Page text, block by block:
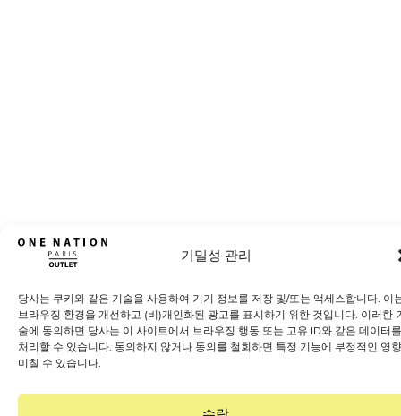
기밀성 관리
당사는 쿠키와 같은 기술을 사용하여 기기 정보를 저장 및/또는 액세스합니다. 이
브라우징 환경을 개선하고 (비)개인화된 광고를 표시하기 위한 것입니다. 이러한
술에 동의하면 당사는 이 사이트에서 브라우징 행동 또는 고유 ID와 같은 데이터를
처리할 수 있습니다. 동의하지 않거나 동의를 철회하면 특정 기능에 부정적인 영
미칠 수 있습니다.